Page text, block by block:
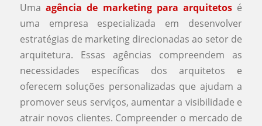
Uma agência de marketing para arquitetos é
uma empresa especializada em desenvolver
estratégias de marketing direcionadas ao setor de
arquitetura. Essas agências compreendem as
necessidades específicas dos arquitetos e
oferecem soluções personalizadas que ajudam a
promover seus serviços, aumentar a visibilidade e
atrair novos clientes. Compreender o mercado de